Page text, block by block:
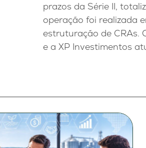
prazos da Série II,
operação foi realizada
estruturação de CRAs.
e a XP Investimentos